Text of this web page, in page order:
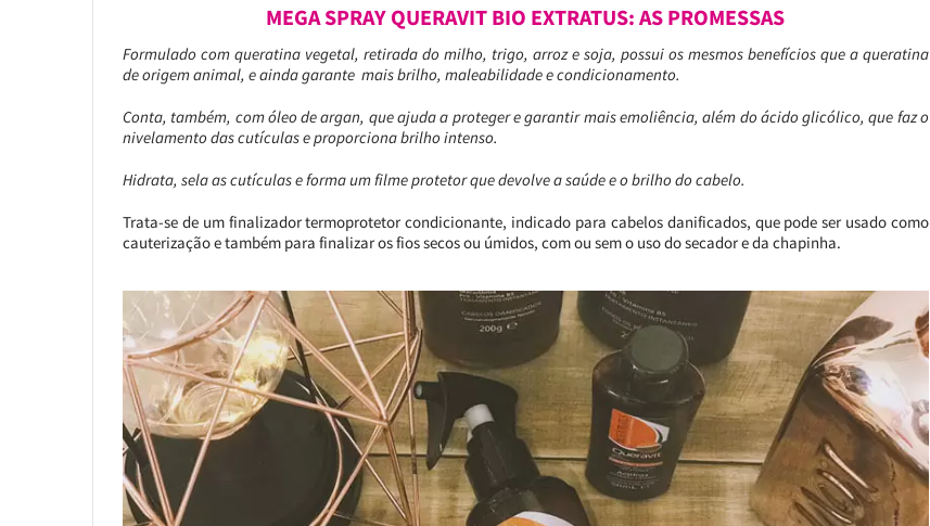
MEGA SPRAY QUERAVIT BIO EXTRATUS: AS PROMESSAS
Formulado com queratina vegetal, retirada do milho, trigo, arroz e soja, possui os mesmos benefícios que a queratina
de origem animal, e ainda garante mais brilho, maleabilidade e condicionamento.
Conta, também, com óleo de argan, que ajuda a proteger e garantir mais emoliência, além do ácido glicólico, que faz o
nivelamento das cutículas e proporciona brilho intenso.
Hidrata, sela as cutículas e forma um filme protetor que devolve a saúde e o brilho do cabelo.
Trata-se de um finalizador termoprotetor condicionante, indicado para cabelos danificados, que pode ser usado como
cauterização e também para finalizar os fios secos ou úmidos, com ou sem o uso do secador e da chapinha.